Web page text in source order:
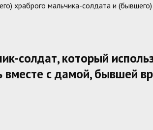
храброго мальчика-солдата и
солдат, который
вместе с дамой, бывшей